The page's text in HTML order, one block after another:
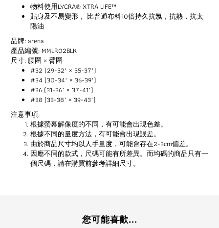
物料使用LYCRA® XTRA LIFE™
貼身及不易變形， 比普通布料10倍持久抗氯，抗熱，抗太
陽油
品牌: arena
產品編號: MMLR02BLK
尺寸: 腰圍 × 臂圍
#32 (29-32" × 35-37")
#34 (30-34" × 36-39")
#36 (31-36" × 37-41")
#38 (33-38" × 39-43")
注意事項:
根據螢幕解像度的不同，有可能會出現色差。
根據不同的量度方法，有可能會出現誤差。
由於商品尺寸均以人手量度，可能會存在2-3cm偏差。
因應不同的款式，尺碼可能有所差異。而均碼的商品只有一
個尺碼，請在購買前參考詳細尺寸。
您可能喜歡...